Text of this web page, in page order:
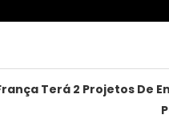
Terá 2 Projetos De